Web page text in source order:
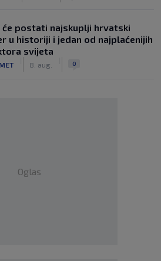
će postati najskuplji hrvatski
u historiji i jedan od najplaćenijih
svijeta
8. aug. 0
Oglas